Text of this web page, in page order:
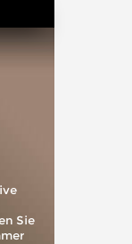
Sie